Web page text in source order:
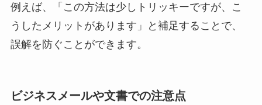
例えば、「この方法は少しトリッキーですが、こ
うしたメリットがあります」と補足することで、
誤解を防ぐことができます。
ビジネスメールや文書での注意点